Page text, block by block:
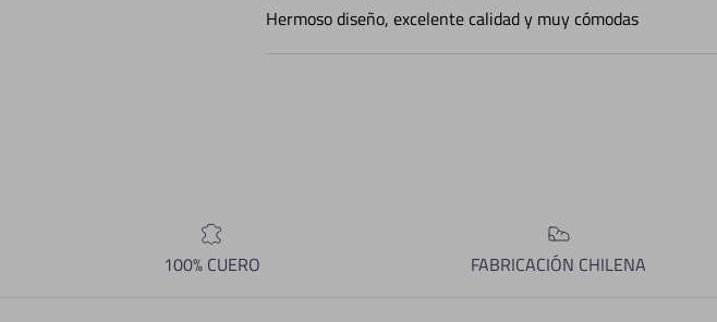
Hermoso diseño, excelente calidad y muy cómodas
100% CUERO FABRICACIÓN CHILENA